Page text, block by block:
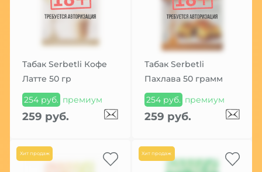
Табак Serbetli Кофе
Латте 50 гр
254 руб. премиум
259 руб.
Табак Serbetli
Пахлава 50 грамм
254 руб. премиум
259 руб.
Хит продаж Хит продаж